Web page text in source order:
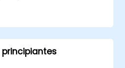
de IA de manera efectiva
de clientes y
principiantes